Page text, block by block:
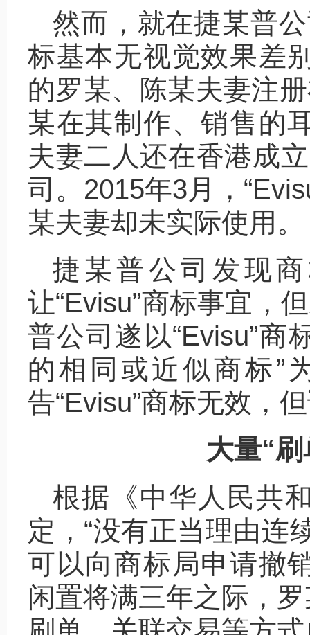
然而，就在捷某普
标基本无视觉效果差
的罗某、陈某夫妻注
某在其制作、销售的
夫妻二人还在香港成
司。2015年3月，
某夫妻却未实际使用。
捷某普公司发现
让“Evisu”商标事宜，
普公司遂以“Evisu”商
的相同或近似商标”
告“Evisu”商标无效，
大量“
根据《中华人民共
定，“没有正当理由连
可以向商标局申请撤
闲置将满三年之际，